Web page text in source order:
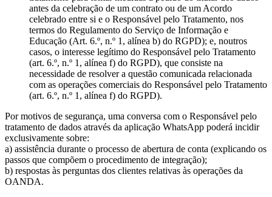
antes da celebração de um contrato ou de um Acordo
celebrado entre si e o Responsável pelo Tratamento, nos
termos do Regulamento do Serviço de Informação e
Educação (Art. 6.º, n.º 1, alínea b) do RGPD); e, noutros
casos, o interesse legítimo do Responsável pelo Tratamento
(art. 6.º, n.º 1, alínea f) do RGPD), que consiste na
necessidade de resolver a questão comunicada relacionada
com as operações comerciais do Responsável pelo Tratamento
(art. 6.º, n.º 1, alínea f) do RGPD).
Por motivos de segurança, uma conversa com o Responsável pelo
tratamento de dados através da aplicação WhatsApp poderá incidir
exclusivamente sobre:
a) assistência durante o processo de abertura de conta (explicando os
passos que compõem o procedimento de integração);
b) respostas às perguntas dos clientes relativas às operações da
OANDA.